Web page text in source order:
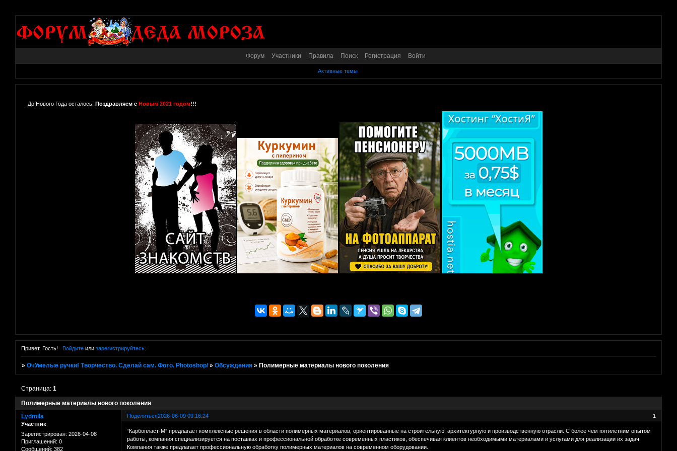
Форум Участники Правила Поиск Регистрация Войти
Активные темы
До Нового Года осталось: Поздравляем с Новым 2021 годом!!!
Привет, Гость! Войдитеили зарегистрируйтесь.
»ОчУмелые ручки! Творчество. Сделай сам. Фото. Photoshop/ »Обсуждения » Полимерные материалы нового поколения
Полимерные материалы нового поколения
Страница:1
Поделиться 1
2026-06-09 09:16:24
Lydmila
Участник
Зарегистрирован: 2026-04-08
Приглашений: 0
Сообщений: 382
“Карбопласт-М” предлагает комплексные решения в области полимерных материалов, ориентированные на строительную, архитектурную и производственную отрасли. С более чем пятилетним опытом
работы, компания специализируется на поставках и профессиональной обработке современных пластиков, обеспечивая клиентов необходимыми материалами и услугами для реализации их задач.
Компания также предлагает профессиональную обработку полимерных материалов на современном оборудовании.